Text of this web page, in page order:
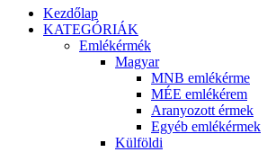
Kezdőlap
KATEGÓRIÁK
Emlékérmék
Magyar
MNB emlékérme
MÉE emlékérem
Aranyozott érmek
Egyéb emlékérmek
Külföldi